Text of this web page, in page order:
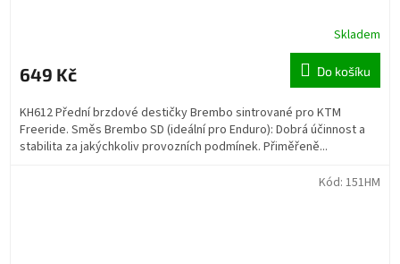
Skladem
649 Kč Do košíku
KH612 Přední brzdové destičky Brembo sintrované pro KTM
Freeride. Směs Brembo SD (ideální pro Enduro): Dobrá účinnost a
stabilita za jakýchkoliv provozních podmínek. Přiměřeně...
Kód: 151HM